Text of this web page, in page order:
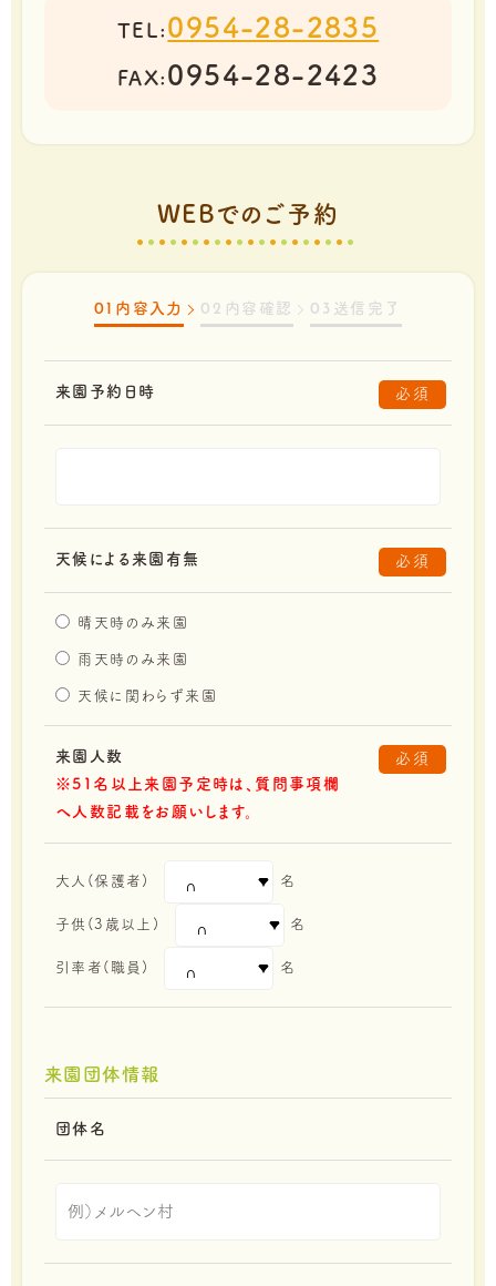
TEL: 0954-28-2835
FAX: 0954-28-2423
WEBでのご予約
01 内容入力 02 内容確認 03 送信完了
来園予約日時 必須
天候による来園有無 必須
晴天時のみ来園
雨天時のみ来園
天候に関わらず来園
来園人数
※51名以上来園予定時は、質問事項欄
へ人数記載をお願いします。
必須
大人(保護者) 名
子供(3歳以上) 名
引率者(職員) 名
来園団体情報
団体名